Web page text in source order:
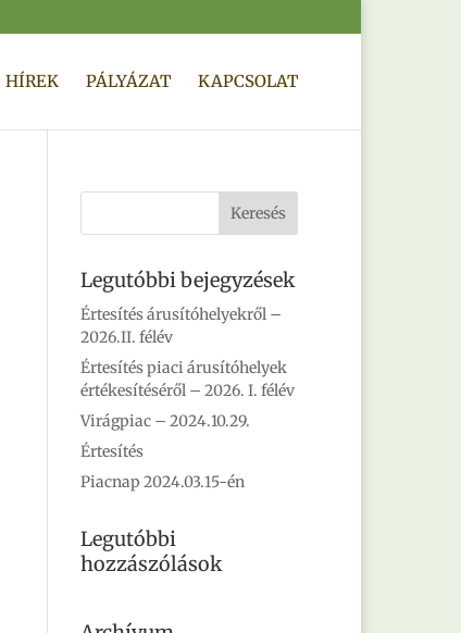
HÍREK PÁLYÁZAT KAPCSOLAT
Legutóbbi bejegyzések
Értesítés árusítóhelyekről –
2026.II. félév
Értesítés piaci árusítóhelyek
értékesítéséről – 2026. I. félév
Virágpiac – 2024.10.29.
Értesítés
Piacnap 2024.03.15-én
Legutóbbi
hozzászólások